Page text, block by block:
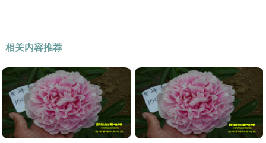
相关内容推荐